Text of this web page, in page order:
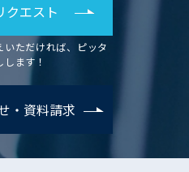
クエスト
いただければ、ピッタ
ます！
・資料請求